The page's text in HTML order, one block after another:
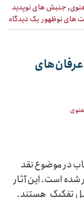
, جنبش های نوپدید
های نوظهور یک دیدگاه
نزدیک به ۲۴۵ عنوان کتاب در موضوع نقد
شده است. این آثار
تفکیک هستند.